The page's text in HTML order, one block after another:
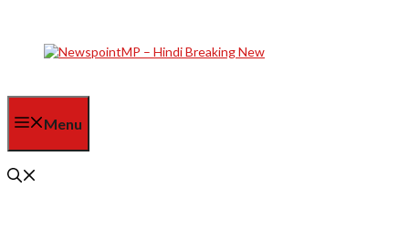
content
Menu